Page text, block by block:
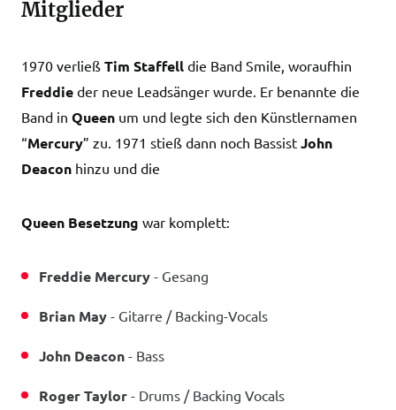
Mitglieder
1970 verließ Tim Staffell die Band Smile, woraufhin
Freddie der neue Leadsänger wurde. Er benannte die
Band in Queen um und legte sich den Künstlernamen
“Mercury” zu. 1971 stieß dann noch Bassist John
Deacon hinzu und die
Queen Besetzung war komplett:
Freddie Mercury - Gesang
Brian May - Gitarre / Backing-Vocals
John Deacon - Bass
Roger Taylor - Drums / Backing Vocals